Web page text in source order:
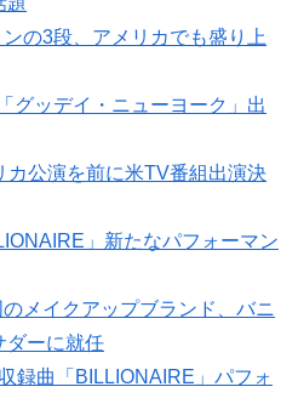
の3段、アメリカでも盛り上
ッデイ・ニューヨーク」出
公演を前に米TV番組出演決
メイクアップブランド、バニ
ダーに就任
録曲「BILLIONAIRE」パフォ